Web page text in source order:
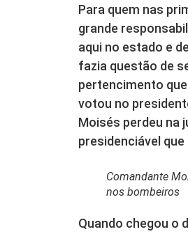
Para quem nas
grande
aqui no estado e
fazia questão de
pertencimento
votou no
Moisés perdeu na
presidenciável
Comandante
nos bombeiros
Quando chegou o